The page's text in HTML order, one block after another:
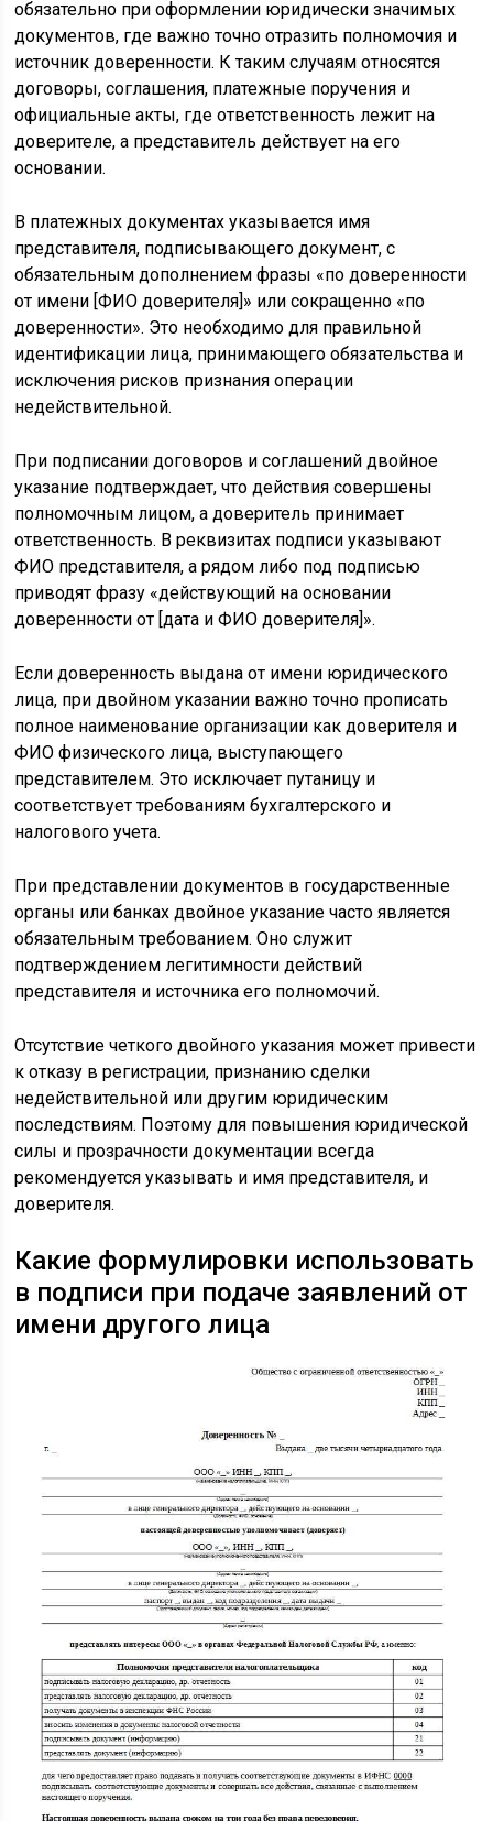
обязательно при оформлении юридически значимых
документов, где важно точно отразить полномочия и
источник доверенности. К таким случаям относятся
договоры, соглашения, платежные поручения и
официальные акты, где ответственность лежит на
доверителе, а представитель действует на его
основании.
В платежных документах указывается имя
представителя, подписывающего документ, с
обязательным дополнением фразы «по доверенности
от имени [ФИО доверителя]» или сокращенно «по
доверенности». Это необходимо для правильной
идентификации лица, принимающего обязательства и
исключения рисков признания операции
недействительной.
При подписании договоров и соглашений двойное
указание подтверждает, что действия совершены
полномочным лицом, а доверитель принимает
ответственность. В реквизитах подписи указывают
ФИО представителя, а рядом либо под подписью
приводят фразу «действующий на основании
доверенности от [дата и ФИО доверителя]».
Если доверенность выдана от имени юридического
лица, при двойном указании важно точно прописать
полное наименование организации как доверителя и
ФИО физического лица, выступающего
представителем. Это исключает путаницу и
соответствует требованиям бухгалтерского и
налогового учета.
При представлении документов в государственные
органы или банках двойное указание часто является
обязательным требованием. Оно служит
подтверждением легитимности действий
представителя и источника его полномочий.
Отсутствие четкого двойного указания может привести
к отказу в регистрации, признанию сделки
недействительной или другим юридическим
последствиям. Поэтому для повышения юридической
силы и прозрачности документации всегда
рекомендуется указывать и имя представителя, и
доверителя.
Какие формулировки использовать
в подписи при подаче заявлений от
имени другого лица